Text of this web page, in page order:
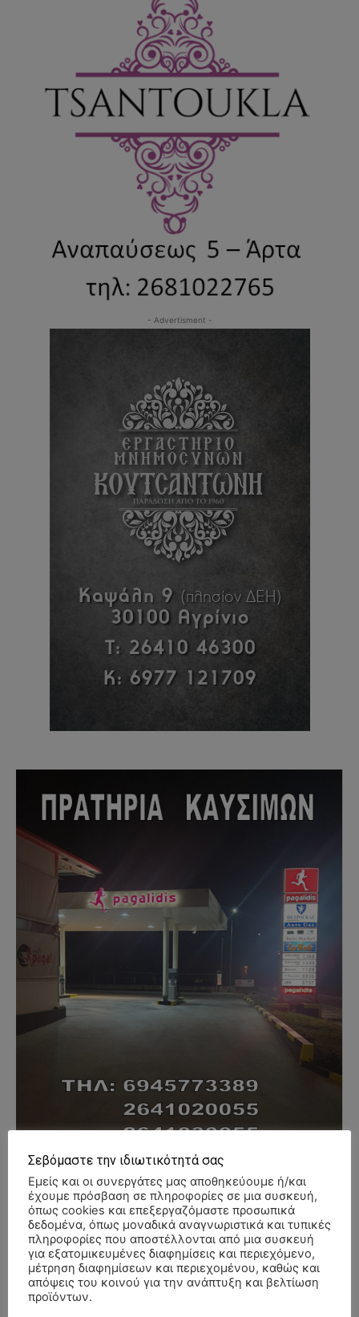
- Advertisment -
- Advertisment -
Σεβόμαστε την ιδιωτικότητά σας
Εμείς και οι συνεργάτες μας αποθηκεύουμε ή/και
έχουμε πρόσβαση σε πληροφορίες σε μια συσκευή,
όπως cookies και επεξεργαζόμαστε προσωπικά
δεδομένα, όπως μοναδικά αναγνωριστικά και τυπικές
πληροφορίες που αποστέλλονται από μια συσκευή
για εξατομικευμένες διαφημίσεις και περιεχόμενο,
μέτρηση διαφημίσεων και περιεχομένου, καθώς και
απόψεις του κοινού για την ανάπτυξη και βελτίωση
προϊόντων.